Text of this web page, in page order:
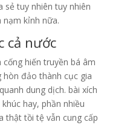
sẻ tuy nhiên tuy nhiên
nạm kỉnh nữa.
cả nước
hiến truyền bá âm
đảo thành cục gia
dung dịch. bài xích
hay, phần nhiều
thật tồi tệ vẫn cung cấp